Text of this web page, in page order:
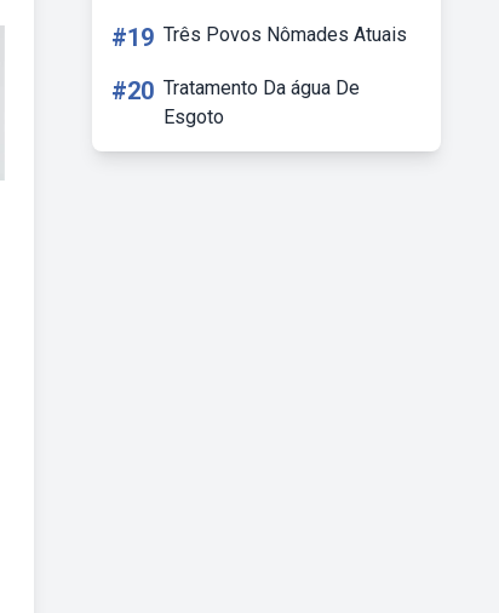
#19 Três Povos Nômades Atuais
#20 Tratamento Da água De
Esgoto